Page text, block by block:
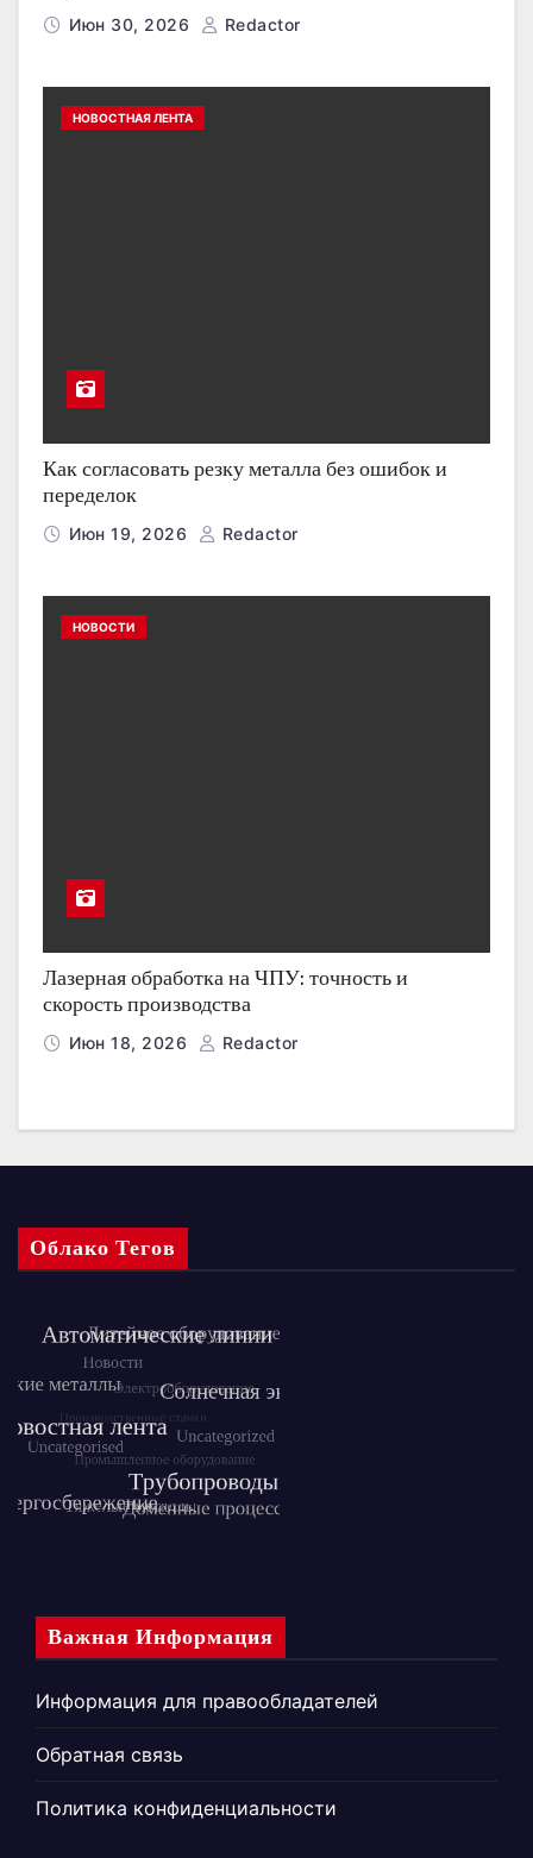
Июн 30, 2026 Redactor
НОВОСТНАЯ ЛЕНТА
Как согласовать резку металла без ошибок и
переделок
Июн 19, 2026 Redactor
НОВОСТИ
Лазерная обработка на ЧПУ: точность и
скорость производства
Июн 18, 2026 Redactor
Облако Тегов
Важная Информация
Информация для правообладателей
Обратная связь
Политика конфиденциальности